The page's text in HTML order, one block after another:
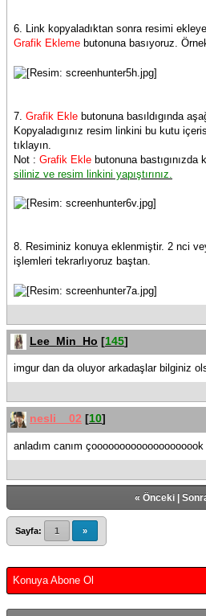
6. Link kopyaladıktan sonra resimi
Grafik Ekleme butonuna basıyoruz.
7. Grafik Ekle butonuna basıldıgında
Kopyaladıgınız resim linkini bu kutu
tıklayın.
Not : Grafik Ekle butonuna bastıgınızda
siliniz ve resim linkini yapıştırınız.
8. Resiminiz konuya eklenmiştir. 2 nci
işlemleri tekrarlıyoruz baştan.
Lee_Min_Ho [145]
imgur dan da oluyor arkadaşlar bilginiz
nesli__02 [10]
anladım canım
« Önceki|
Sayfa: 1 »
Konuya Abone Ol